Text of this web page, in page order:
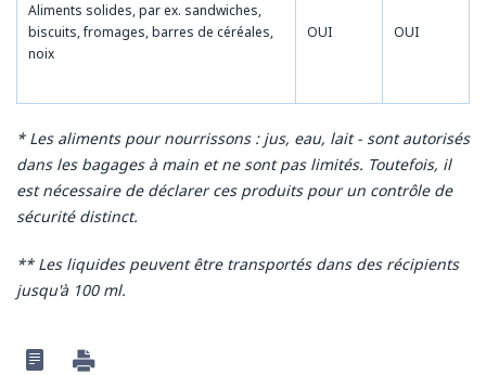
Aliments solides, par ex. sandwiches,
biscuits, fromages, barres de céréales,
noix
OUI OUI
* Les aliments pour nourrissons : jus, eau, lait - sont autorisés
dans les bagages à main et ne sont pas limités. Toutefois, il
est nécessaire de déclarer ces produits pour un contrôle de
sécurité distinct.
** Les liquides peuvent être transportés dans des récipients
jusqu'à 100 ml.